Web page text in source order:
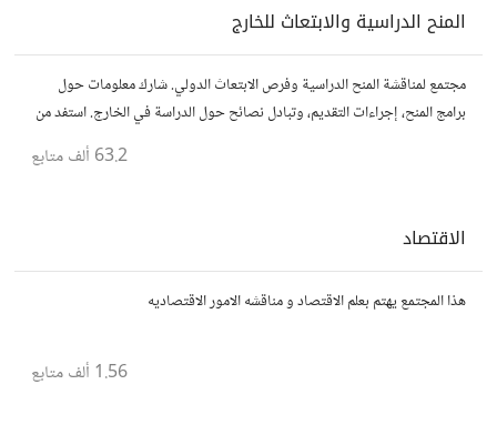
المنح الدراسية والابتعاث للخارج
مجتمع لمناقشة المنح الدراسية وفرص الابتعاث الدولي. شارك معلومات حول
برامج المنح، إجراءات التقديم، وتبادل نصائح حول الدراسة في الخارج. استفد من
63.2 ألف متابع
الاقتصاد
هذا المجتمع يهتم بعلم الاقتصاد و مناقشه الامور الاقتصاديه
1.56 ألف متابع